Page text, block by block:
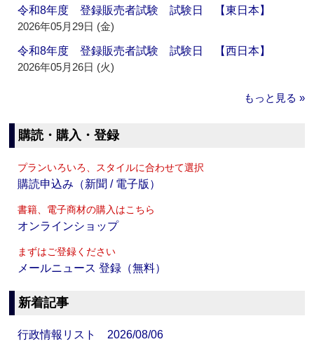
令和8年度 登録販売者試験 試験日 【東日本】
2026年05月29日 (金)
令和8年度 登録販売者試験 試験日 【西日本】
2026年05月26日 (火)
もっと見る »
購読・購入・登録
プランいろいろ、スタイルに合わせて選択
購読申込み（新聞 / 電子版）
書籍、電子商材の購入はこちら
オンラインショップ
まずはご登録ください
メールニュース 登録（無料）
新着記事
行政情報リスト 2026/08/06